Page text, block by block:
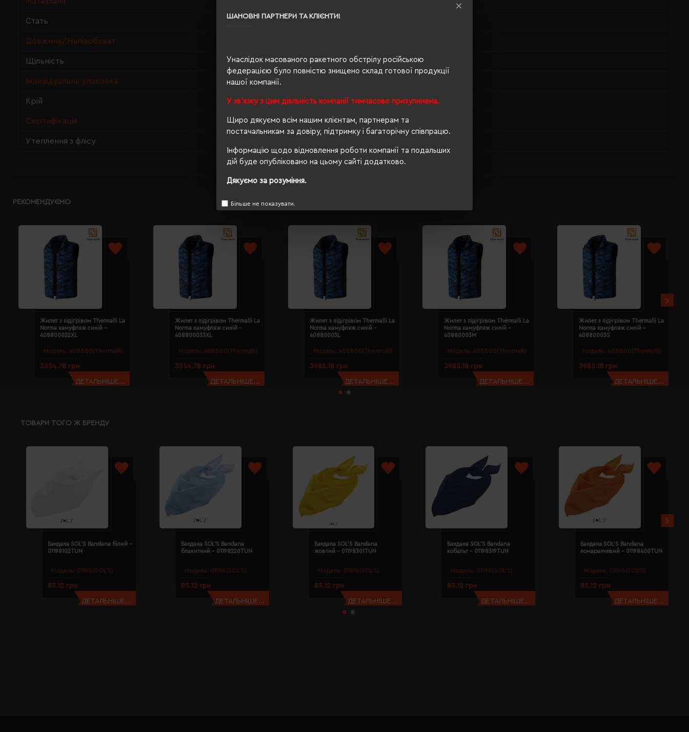
ШАНОВНІ ПАРТНЕРИ ТА КЛІЄНТИ!
Унаслідок масованого ракетного обстрілу російською
федерацією було повністю знищено склад готової продукції
нашої компанії.
У зв'язку з цим діяльність компанії тимчасово призупинена.
Щиро дякуємо всім нашим клієнтам, партнерам та
постачальникам за довіру, підтримку і багаторічну співпрацю.
Інформацію щодо відновлення роботи компанії та подальших
дій буде опубліковано на цьому сайті додатково.
Дякуємо за розуміння.
Більше не показувати.
Стать
Довжина/Напівобхват
Щільність 180 г/м²
Індивідуальна упаковка
Крій приталений
Сертифікація PETA-Approved Vegan
Утеплення з флісу
РЕКОМЕНДУЄМО
Модель: 408800(Thermalli)
Жилет з підігрівом Thermalli La
Norma камуфляж синій -
408800032XL
3554.78 грн
ДЕТАЛЬНІШЕ...
Модель: 408800(Thermalli)
Жилет з підігрівом Thermalli La
Norma камуфляж синій -
408800033XL
3554.78 грн
ДЕТАЛЬНІШЕ...
Модель: 408800(Thermalli)
Жилет з підігрівом Thermalli La
Norma камуфляж синій -
40880003L
3985.18 грн
ДЕТАЛЬНІШЕ...
Модель: 408800(Thermalli)
Жилет з підігрівом Thermalli La
Norma камуфляж синій -
40880003M
3985.18 грн
ДЕТАЛЬНІШЕ...
Модель: 408800(Thermalli)
Жилет з підігрівом Thermalli La
Norma камуфляж синій -
40880003S
3985.18 грн
ДЕТАЛЬНІШЕ...
ТОВАРИ ТОГО Ж БРЕНДУ
Модель: 01198(SOL’S)
Бандана SOL'S Bandana білий -
01198102TUN
85.12 грн
ДЕТАЛЬНІШЕ...
Модель: 01198(SOL’S)
Бандана SOL'S Bandana
блакитний - 01198220TUN
85.12 грн
ДЕТАЛЬНІШЕ...
Модель: 01198(SOL’S)
Бандана SOL'S Bandana
жовтий - 01198301TUN
85.12 грн
ДЕТАЛЬНІШЕ...
Модель: 01198(SOL’S)
Бандана SOL'S Bandana
кобальт - 01198319TUN
85.12 грн
ДЕТАЛЬНІШЕ...
Модель: 01198(SOL’S)
Бандана SOL'S Bandana
помаранчевий - 01198400TUN
85.12 грн
ДЕТАЛЬНІШЕ...